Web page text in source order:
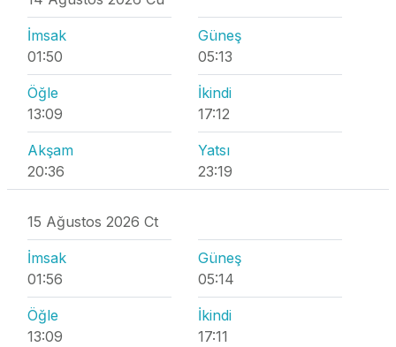
İmsak
01:50
Güneş
05:13
Öğle
13:09
İkindi
17:12
Akşam
20:36
Yatsı
23:19
15 Ağustos 2026 Ct
İmsak
01:56
Güneş
05:14
Öğle
13:09
İkindi
17:11